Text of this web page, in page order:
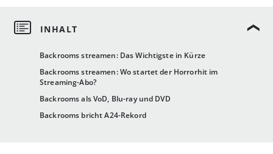
Backrooms streamen: Das Wichtigste in Kürze
Backrooms streamen: Wo startet der Horrorhit im
Streaming-Abo?
Backrooms als VoD, Blu-ray und DVD
Backrooms bricht A24-Rekord